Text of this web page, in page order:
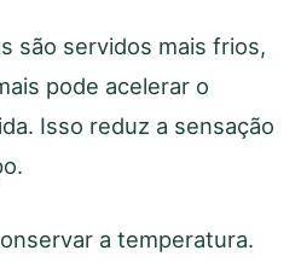
são servidos mais frios,
pode acelerar o
Isso reduz a sensação
a temperatura.